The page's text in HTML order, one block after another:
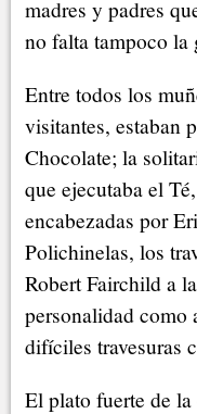
madres y padres
no falta tampoco la
Entre todos los
visitantes, estaban
Chocolate; la
que ejecutaba el
encabezadas por
Polichinelas, los
Robert Fairchild a
personalidad como
difíciles travesuras
El plato fuerte de